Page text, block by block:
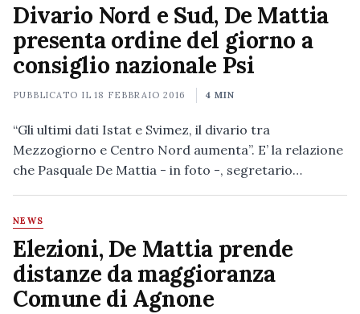
Divario Nord e Sud, De Mattia
presenta ordine del giorno a
consiglio nazionale Psi
PUBBLICATO IL18 FEBBRAIO 2016 4 MIN
“Gli ultimi dati Istat e Svimez, il divario tra
Mezzogiorno e Centro Nord aumenta”. E’ la relazione
che Pasquale De Mattia - in foto -, segretario…
NEWS
Elezioni, De Mattia prende
distanze da maggioranza
Comune di Agnone